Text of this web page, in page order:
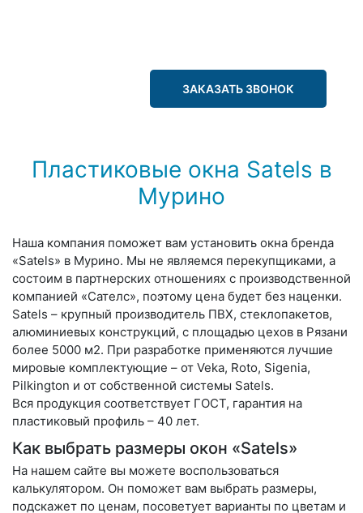
ЗАКАЗАТЬ ЗВОНОК
Пластиковые окна Satels в
Мурино
Наша компания поможет вам установить окна бренда
«Satels» в Мурино. Мы не являемся перекупщиками, а
состоим в партнерских отношениях с производственной
компанией «Сателс», поэтому цена будет без наценки.
Satels – крупный производитель ПВХ, стеклопакетов,
алюминиевых конструкций, с площадью цехов в Рязани
более 5000 м2. При разработке применяются лучшие
мировые комплектующие – от Veka, Roto, Sigenia,
Pilkington и от собственной системы Satels.
Вся продукция соответствует ГОСТ, гарантия на
пластиковый профиль – 40 лет.
Как выбрать размеры окон «Satels»
На нашем сайте вы можете воспользоваться
калькулятором. Он поможет вам выбрать размеры,
подскажет по ценам, посоветует варианты по цветам и